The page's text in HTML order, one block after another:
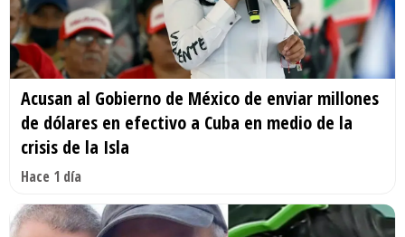
Acusan al Gobierno de México de enviar millones
de dólares en efectivo a Cuba en medio de la
crisis de la Isla
Hace 1 día